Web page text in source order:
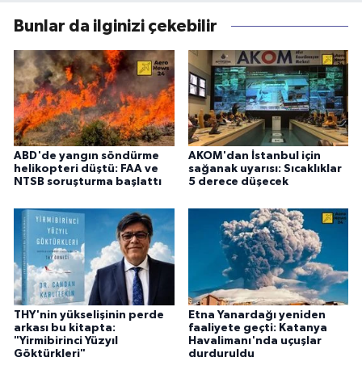
Bunlar da ilginizi çekebilir
ABD'de yangın söndürme
helikopteri düştü: FAA ve
NTSB soruşturma başlattı
AKOM'dan İstanbul için
sağanak uyarısı: Sıcaklıklar
5 derece düşecek
THY'nin yükselişinin perde
arkası bu kitapta:
"Yirmibirinci Yüzyıl
Göktürkleri"
Etna Yanardağı yeniden
faaliyete geçti: Katanya
Havalimanı'nda uçuşlar
durduruldu